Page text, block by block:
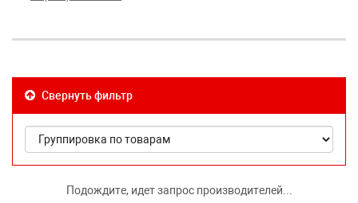
Свернуть фильтр
Подождите, идет запрос производителей...